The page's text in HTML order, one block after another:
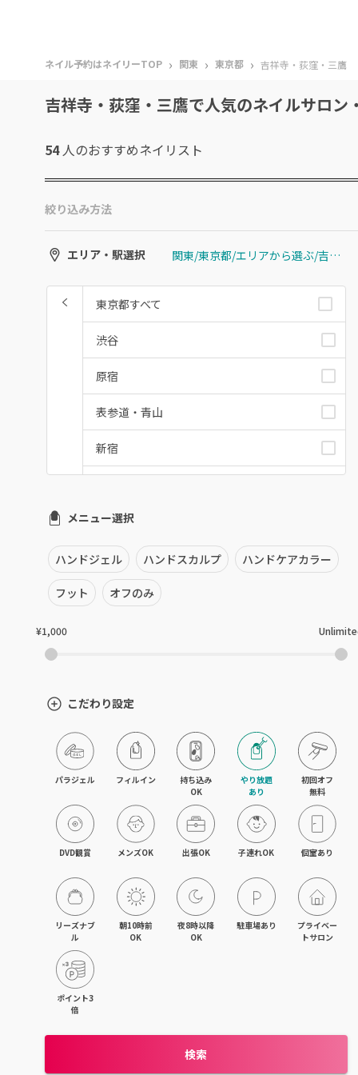
ネイル予約はネイリーTOP › 関東 › 東京都 › 吉祥寺・荻窪・三鷹
吉祥寺・荻窪・三鷹で人気のネイルサロン
54人のおすすめネイリスト
絞り込み方法
エリア・駅選択 関東/東京都/エリアから選ぶ/吉祥寺・荻窪・三鷹
東京都すべて
渋谷
原宿
表参道・青山
新宿
銀座・新橋・有楽町
恵比寿・代官山・中目黒
自由が丘・学芸大学
下北沢・代々木上原
目黒・戸越・武蔵小山
北千住・町屋・亀有
錦糸町・小岩・青砥
吉祥寺・荻窪・三鷹
立川・国立・国分寺
八王子・日野・昭島
日暮里・駒込・千駄木
メニュー選択
ハンドジェル ハンドスカルプ ハンドケアカラー
フット オフのみ
¥1,000
こだわり設定
パラジェル フィルイン
持ち込み
OK
やり放題
あり
初回オフ
無料
DVD観賞 メンズOK 出張OK 子連れOK 個室あり
リーズナブ
ル
朝10時前
OK
夜8時以降
OK
駐車場あり
プライベー
トサロン
ポイント3
倍
検索